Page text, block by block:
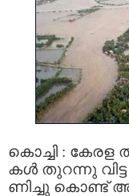
കൊച്ചി :
കൾ തുറന്നു
ണിച്ചു കൊണ്ട്